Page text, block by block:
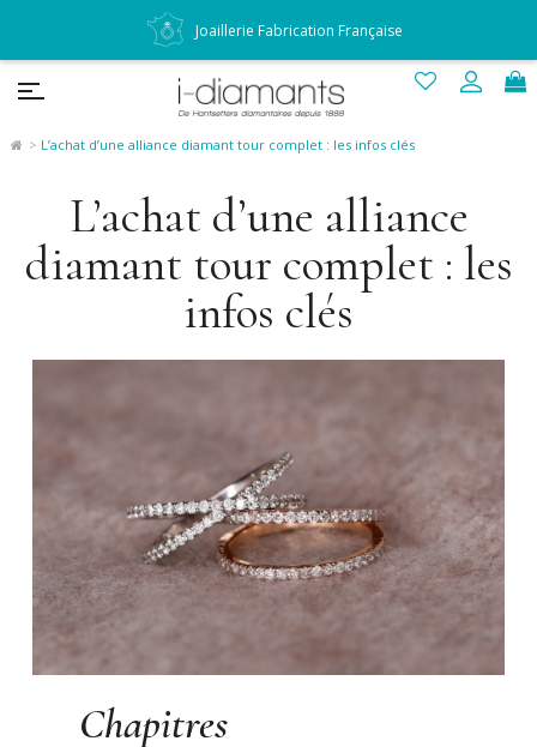
L’achat d’une alliance diamant tour complet : les infos clés
L’achat d’une alliance
diamant tour complet : les
infos clés
Chapitres
Des diamantaires à votre écoute